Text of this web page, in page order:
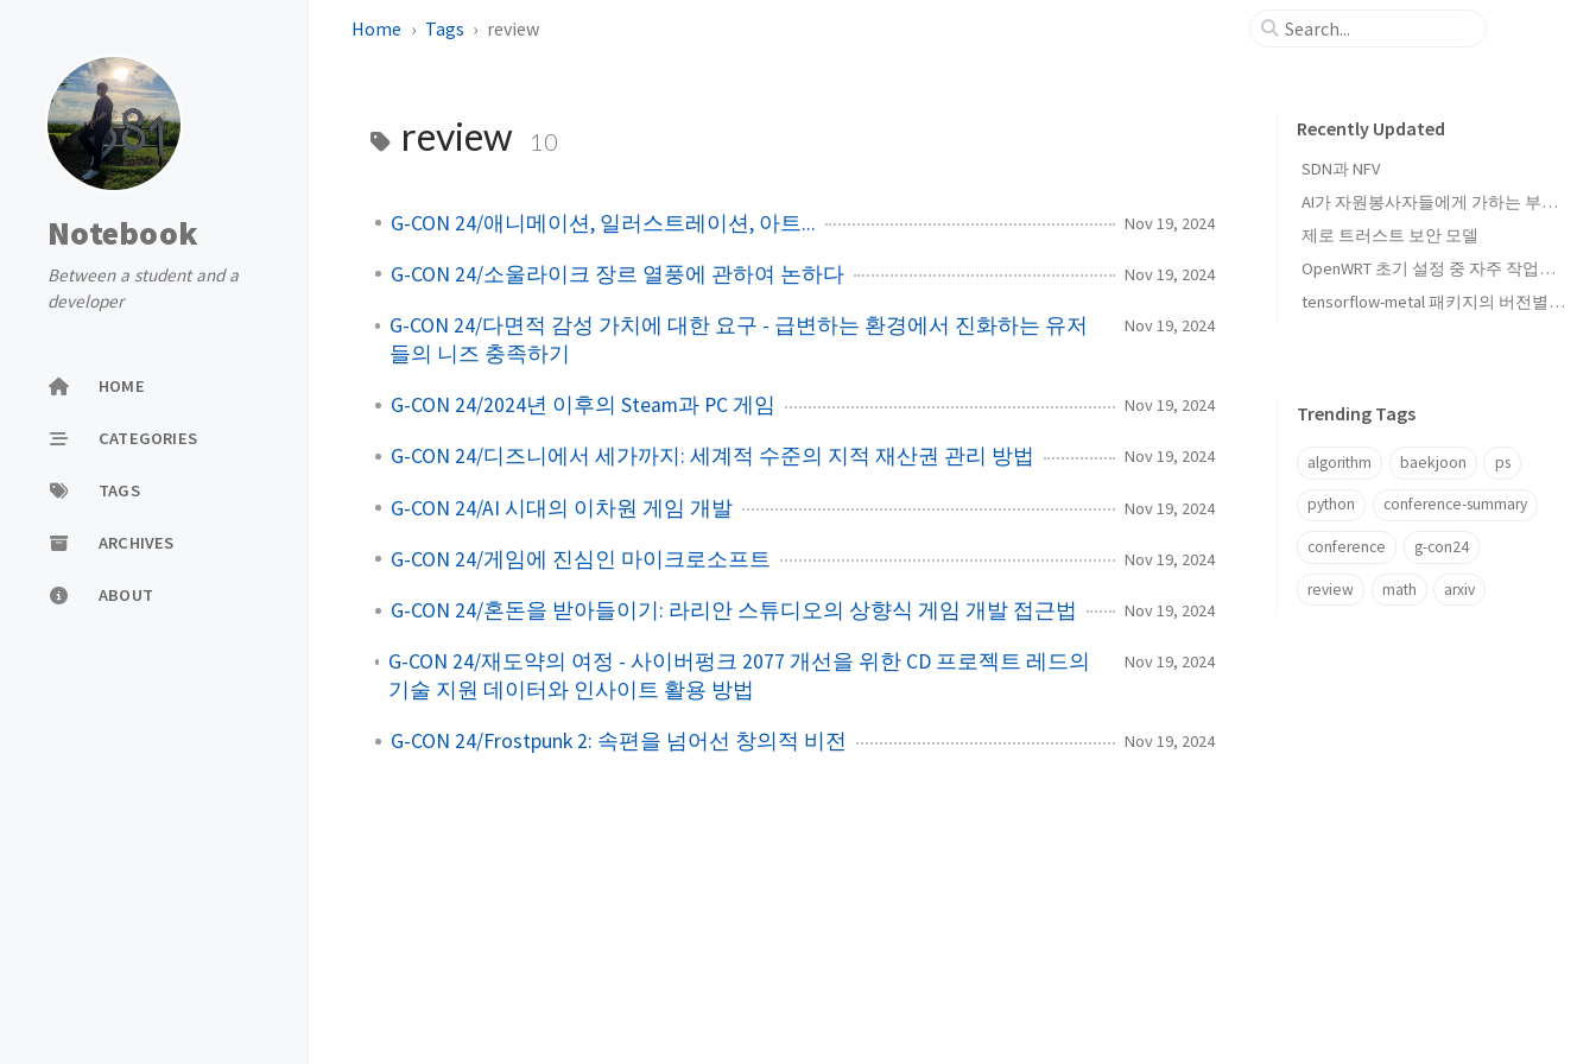
Notebook
Between a student and a
developer
HOME
CATEGORIES
TAGS
ARCHIVES
ABOUT
Home Tags review
review 10
G-CON 24/애니메이션, 일러스트레이션, 아트... Nov 19, 2024
G-CON 24/소울라이크 장르 열풍에 관하여 논하다 Nov 19, 2024
G-CON 24/다면적 감성 가치에 대한 요구 - 급변하는 환경에서 진화하는 유저
들의 니즈 충족하기
Nov 19, 2024
G-CON 24/2024년 이후의 Steam과 PC 게임 Nov 19, 2024
G-CON 24/디즈니에서 세가까지: 세계적 수준의 지적 재산권 관리 방법 Nov 19, 2024
G-CON 24/AI 시대의 이차원 게임 개발 Nov 19, 2024
G-CON 24/게임에 진심인 마이크로소프트 Nov 19, 2024
G-CON 24/혼돈을 받아들이기: 라리안 스튜디오의 상향식 게임 개발 접근법 Nov 19, 2024
G-CON 24/재도약의 여정 - 사이버펑크 2077 개선을 위한 CD 프로젝트 레드의
기술 지원 데이터와 인사이트 활용 방법
Nov 19, 2024
G-CON 24/Frostpunk 2: 속편을 넘어선 창의적 비전 Nov 19, 2024
Recently Updated
SDN과 NFV
AI가 자원봉사자들에게 가하는 부담: arXiv의 CS 카테고리 중재 관행 업데이트와 FFmpeg의 입장 발표를 중심으로
제로 트러스트 보안 모델
OpenWRT 초기 설정 중 자주 작업하는 것들
tensorflow-metal 패키지의 버전별 tensorflow 호환성
Trending Tags
algorithm baekjoon ps
python conference-summary
conference g-con24
review math arxiv